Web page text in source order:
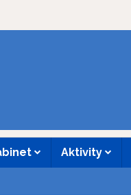
Aktivity